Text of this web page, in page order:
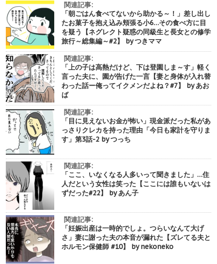
関連記事:
「朝ごはん食べてないから助かる～！」差し出し
たお菓子を抱え込み頬張る小6…その食べ方に目
を疑う【ネグレクト疑惑の同級生と長女との修学
旅行～総集編～#2】 by つきママ
関連記事:
「上の子は高熱だけど、下は登園しま～す」軽く
言った夫に、園が告げた一言【妻と身体が入れ替
わった話ー俺ってイクメンだよね？#7】 by あお
ば
関連記事:
「目に見えないお金が怖い」現金派だった私があ
っさりクレカを持った理由「今日も家計を守りま
す」第3話-2 by つっち
関連記事:
「ここ、いなくなる人多いって聞きました」…住
人だという女性は笑った【ここには誰もいないは
ずだった#22】 by あん子
関連記事:
「妊娠出産は一時的でしょ。つらいなんて大げ
さ」妻に謝った夫の本音が漏れた【ズレてる夫と
ホルモン保健師 #10】 by nekoneko